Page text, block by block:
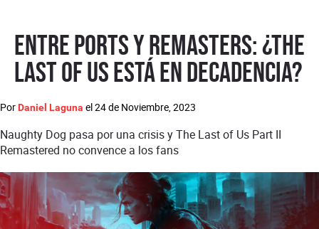
Entre ports y remasters: ¿The
Last of Us está en decadencia?
Por Daniel Laguna el24 de Noviembre, 2023
Naughty Dog pasa por una crisis y The Last of Us Part II
Remastered no convence a los fans